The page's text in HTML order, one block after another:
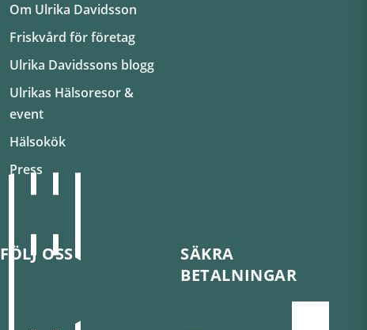
Om Ulrika Davidsson
Friskvård för företag
Ulrika Davidssons blogg
Ulrikas Hälsoresor &
event
Hälsokök
Press
FÖLJ OSS
SÄKRA
BETALNINGAR